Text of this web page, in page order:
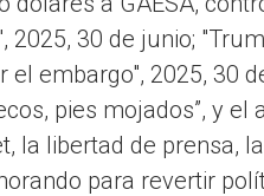
2025, 30 de junio;
embargo", 2025, 30
pies mojados”, y el
la libertad de prensa,
para revertir